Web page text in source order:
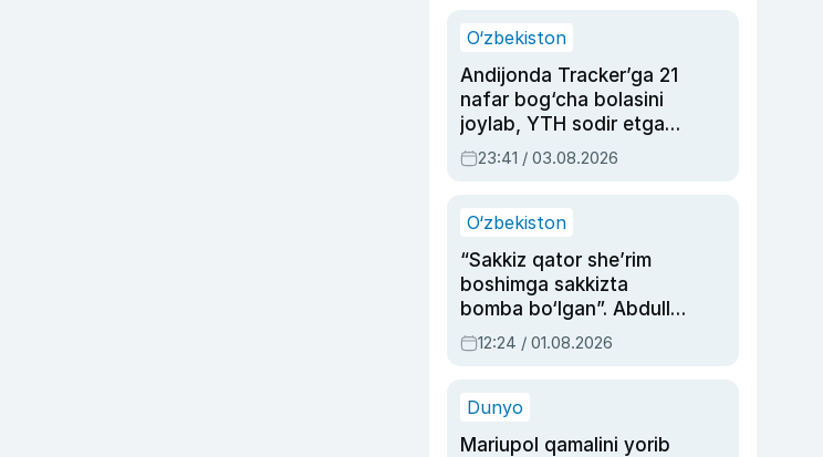
O‘zbekiston
Andijonda Tracker’ga 21
nafar bog‘cha bolasini
joylab, YTH sodir etgan
ayolga sud hukmi o‘qildi
23:41 / 03.08.2026
O‘zbekiston
“Sakkiz qator she’rim
boshimga sakkizta
bomba bo‘lgan”. Abdulla
Oripovni siyosiy
ayblovlardan asrab
12:24 / 01.08.2026
Dunyo
Mariupol qamalini yorib